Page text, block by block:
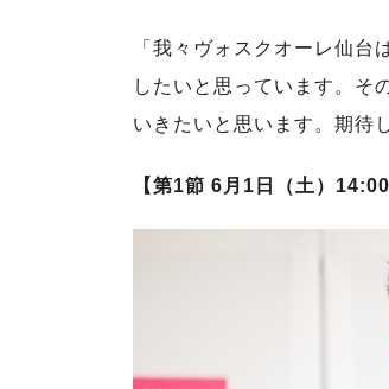
「我々ヴォスクオーレ仙
したいと思っています。そ
いきたいと思います。期待
【第1節 6月1日（土）